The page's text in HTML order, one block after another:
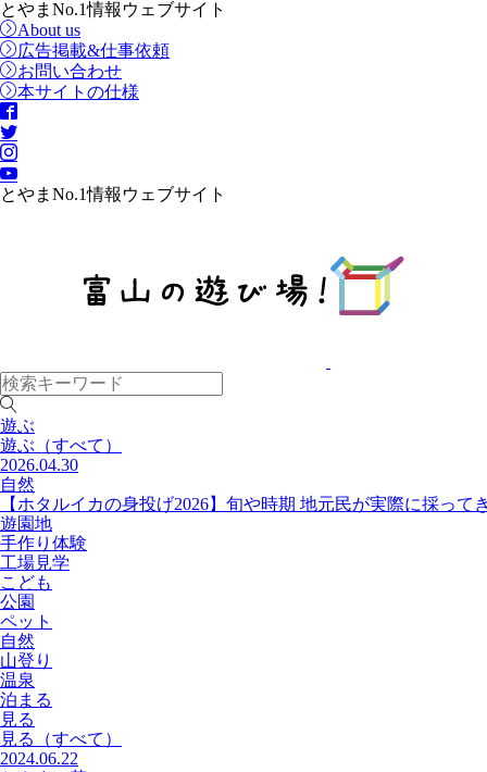
とやまNo.1情報ウェブサイト
About us
広告掲載&仕事依頼
お問い合わせ
本サイトの仕様
とやまNo.1情報ウェブサイト
遊ぶ
遊ぶ （すべて）
2026.04.30
自然
【ホタルイカの身投げ2026】旬や時期 地元民が実際に採って
遊園地
手作り体験
工場見学
こども
公園
ペット
自然
山登り
温泉
泊まる
見る
見る
（すべて）
2024.06.22